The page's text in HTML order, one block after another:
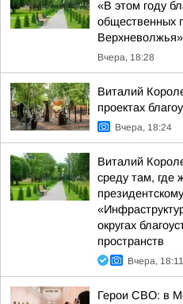
«В этом году
общественных
Верхневолжья»
Вчера, 18:28
Виталий
проектах
Вчера, 18:24
Виталий
среду там, где
округах
пространств
Вчера, 18:11
Герои СВО: в